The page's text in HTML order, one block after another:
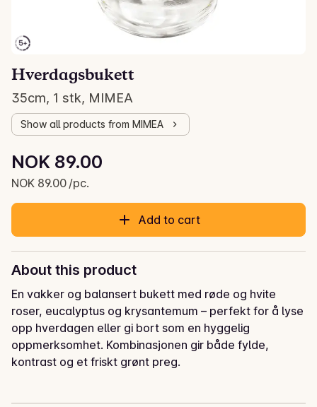
Hverdagsbukett
35cm, 1 stk, MIMEA
Show all products from MIMEA
Current price is: NOK 89.00
NOK 89.00
NOK 89.00 /pc.
Unit price: NOK 89.00 /pc.
Add to cart
About this product
En vakker og balansert bukett med røde og hvite
roser, eucalyptus og krysantemum – perfekt for å lyse
opp hverdagen eller gi bort som en hyggelig
oppmerksomhet. Kombinasjonen gir både fylde,
kontrast og et friskt grønt preg.